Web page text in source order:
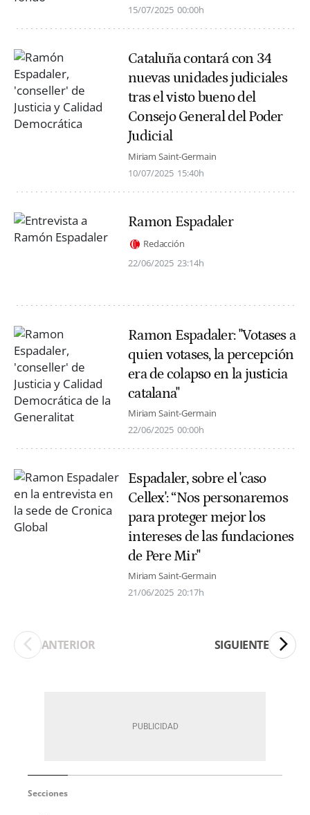
15/07/2025 00:00h
Cataluña contará con 34
nuevas unidades judiciales
tras el visto bueno del
Consejo General del Poder
Judicial
Miriam Saint-Germain
10/07/2025 15:40h
Ramon Espadaler
Redacción
22/06/2025 23:14h
Ramon Espadaler: "Votases a
quien votases, la percepción
era de colapso en la justicia
catalana"
Miriam Saint-Germain
22/06/2025 00:00h
Espadaler, sobre el 'caso
Cellex': “Nos personaremos
para proteger mejor los
intereses de las fundaciones
de Pere Mir"
Miriam Saint-Germain
21/06/2025 20:17h
ANTERIOR SIGUIENTE
Secciones